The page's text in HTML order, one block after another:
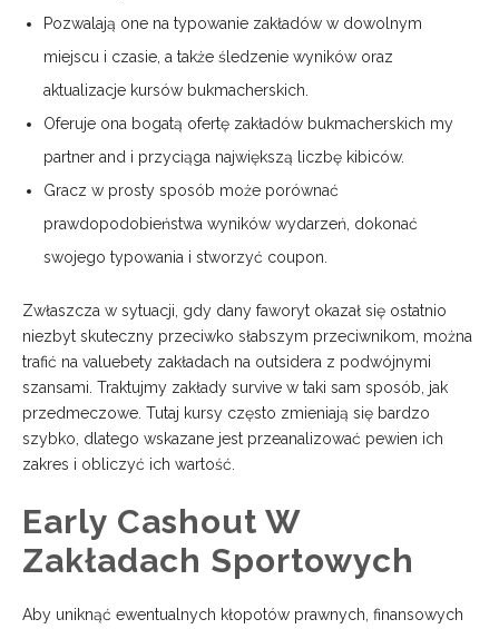
Pozwalają one na typowanie zakładów w dowolnym
miejscu i czasie, a także śledzenie wyników oraz
aktualizacje kursów bukmacherskich.
Oferuje ona bogatą ofertę zakładów bukmacherskich my
partner and i przyciąga największą liczbę kibiców.
Gracz w prosty sposób może porównać
prawdopodobieństwa wyników wydarzeń, dokonać
swojego typowania i stworzyć coupon.
Zwłaszcza w sytuacji, gdy dany faworyt okazał się ostatnio
niezbyt skuteczny przeciwko słabszym przeciwnikom, można
trafić na valuebety zakładach na outsidera z podwójnymi
szansami. Traktujmy zakłady survive w taki sam sposób, jak
przedmeczowe. Tutaj kursy często zmieniają się bardzo
szybko, dlatego wskazane jest przeanalizować pewien ich
zakres i obliczyć ich wartość.
Early Cashout W
Zakładach Sportowych
Aby uniknąć ewentualnych kłopotów prawnych, finansowych